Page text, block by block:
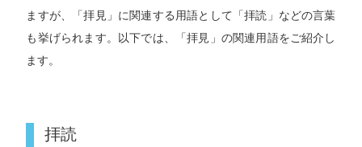
ますが、「拝見」に関連する用語として「拝読」などの言葉
も挙げられます。以下では、「拝見」の関連用語をご紹介し
ます。
拝読